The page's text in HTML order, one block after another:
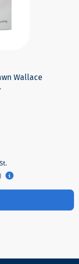
Wallace